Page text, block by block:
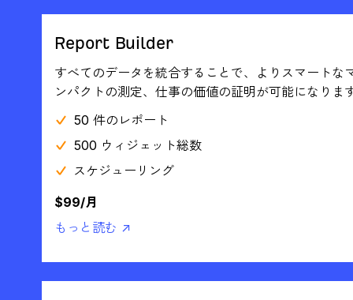
Report Builder
すべてのデータを統合することで、よりスマート
ンパクトの測定、仕事の価値の証明が可能になりま
50 件のレポート
500 ウィジェット総数
スケジューリング
$99/月
もっと読む ↗